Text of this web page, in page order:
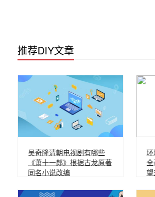
推荐DIY文章
吴奇隆清朝电视剧有哪些
《萧十一郎》根据古龙原著
同名小说改编